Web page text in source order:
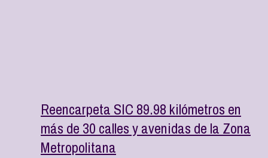
Reencarpeta SIC 89.98 kilómetros en
más de 30 calles y avenidas de la Zona
Metropolitana